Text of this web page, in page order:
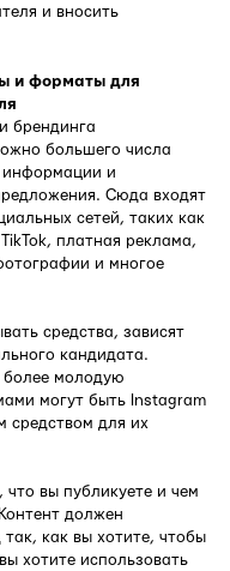
и вносить
и форматы для
брендинга
большего числа
информации и
Сюда входят
сетей, таких как
платная реклама,
и многое
средства, зависят
кандидата.
более молодую
могут быть Instagram
средством для их
вы публикуете и чем
должен
как вы хотите, чтобы
хотите использовать